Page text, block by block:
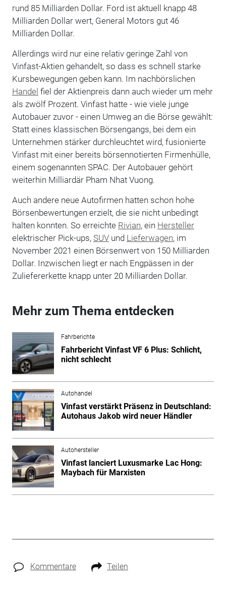
rund 85 Milliarden Dollar. Ford ist aktuell knapp 48
Milliarden Dollar wert, General Motors gut 46
Milliarden Dollar.
Allerdings wird nur eine relativ geringe Zahl von
Vinfast-Aktien gehandelt, so dass es schnell starke
Kursbewegungen geben kann. Im nachbörslichen
Handel fiel der Aktienpreis dann auch wieder um mehr
als zwölf Prozent. Vinfast hatte - wie viele junge
Autobauer zuvor - einen Umweg an die Börse gewählt:
Statt eines klassischen Börsengangs, bei dem ein
Unternehmen stärker durchleuchtet wird, fusionierte
Vinfast mit einer bereits börsennotierten Firmenhülle,
einem sogenannten SPAC. Der Autobauer gehört
weiterhin Milliardär Pham Nhat Vuong.
Auch andere neue Autofirmen hatten schon hohe
Börsenbewertungen erzielt, die sie nicht unbedingt
halten konnten. So erreichte Rivian, ein Hersteller
elektrischer Pick-ups, SUVund Lieferwagen, im
November 2021 einen Börsenwert von 150 Milliarden
Dollar. Inzwischen liegt er nach Engpässen in der
Zuliefererkette knapp unter 20 Milliarden Dollar.
Mehr zum Thema entdecken
Fahrberichte
Fahrbericht Vinfast VF 6 Plus: Schlicht,
nicht schlecht
Autohandel
Vinfast verstärkt Präsenz in Deutschland:
Autohaus Jakob wird neuer Händler
Autohersteller
Vinfast lanciert Luxusmarke Lac Hong:
Maybach für Marxisten
Kommentare Teilen